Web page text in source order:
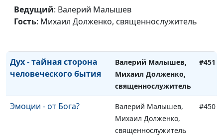
Ведущий: Валерий Малышев
Гость: Михаил Долженко, священнослужитель
Как работают духовные
Валерий Малышев,
Михаил Долженко,
Дух - тайная сторона
человеческого бытия
Валерий Малышев,
Михаил Долженко,
священнослужитель
#451
Эмоции - от Бога?
Валерий Малышев,
Михаил Долженко,
священнослужитель
#450